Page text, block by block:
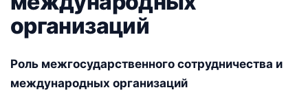
организаций
Роль межгосударственного сотрудничества и
международных организаций